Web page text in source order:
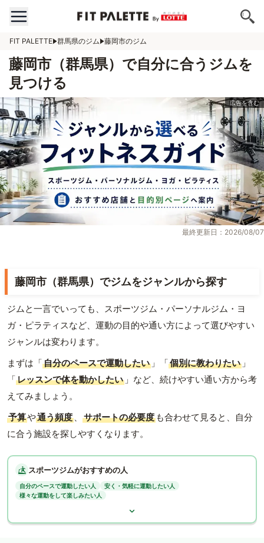
FIT PALETTE 群馬県のジム 藤岡市のジム
藤岡市（群馬県）で自分に合うジムを
見つける
最終更新日：2026/08/07
藤岡市（群馬県）でジムをジャンルから探す
ジムと一言でいっても、スポーツジム・パーソナルジム・ヨ
ガ・ピラティスなど、運動の目的や通い方によって選びやすい
ジャンルは変わります。
まずは「自分のペースで運動したい 」「個別に教わりたい 」
「レッスンで体を動かしたい 」など、続けやすい通い方から考
えてみましょう。
予算や通う頻度 、 サポートの必要度 も合わせて見ると、自分
に合う施設を探しやすくなります。
スポーツジムがおすすめの人
自分のペースで運動したい人
安く・気軽に運動したい人
様々な運動をして楽しみたい人